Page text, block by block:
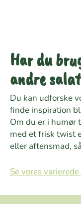
Har du
andre
Du kan udforske
finde inspiration
Om du er i humør
med et frisk twist
eller aftensmad,
Se vores